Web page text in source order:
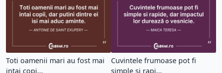
Toti oamenii mari au fost mai
intai copi...
Cuvintele frumoase pot fi
simple și rapi...